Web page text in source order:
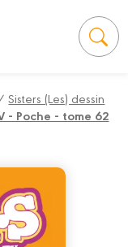
Sisters (Les) dessin
- Poche - tome 62